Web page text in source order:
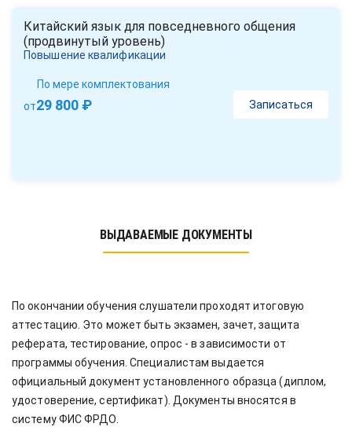
Китайский язык для повседневного общения
(продвинутый уровень)
Повышение квалификации
По мере комплектования
от29 800 ₽ Записаться
ВЫДАВАЕМЫЕ ДОКУМЕНТЫ
По окончании обучения слушатели проходят итоговую
аттестацию. Это может быть экзамен, зачет, защита
реферата, тестирование, опрос - в зависимости от
программы обучения. Специалистам выдается
официальный документ установленного образца (диплом,
удостоверение, сертификат). Документы вносятся в
систему ФИС ФРДО.